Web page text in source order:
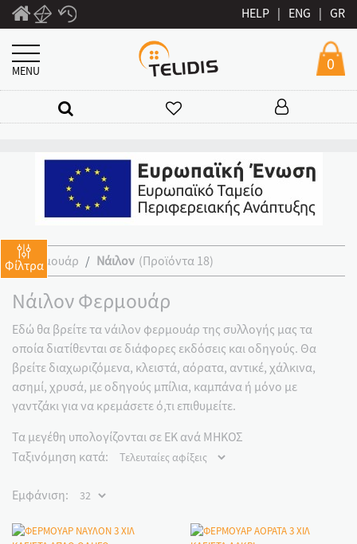
HELP | ENG | GR
MENU 0
Φίλτρα
Φερμουάρ Νάιλον (Προϊόντα 18)
Νάιλον Φερμουάρ
Εδώ θα βρείτε τα νάιλον φερμουάρ της συλλογής μας τα
οποία διατίθενται σε διάφορες εκδόσεις και οδηγούς. Θα
βρείτε διαχωριζόμενα, κλειστά, αόρατα, αντικέ, χάλκινα,
ασημί, χρυσά, με οδηγούς μπίλια, καμπάνα ή μόνο με
γαντζάκι για να κρεμάσετε ό,τι επιθυμείτε.
Τα μεγέθη υπολογίζονται σε ΕΚ ανά ΜΗΚΟΣ
Ταξινόμηση κατά:
Εμφάνιση: